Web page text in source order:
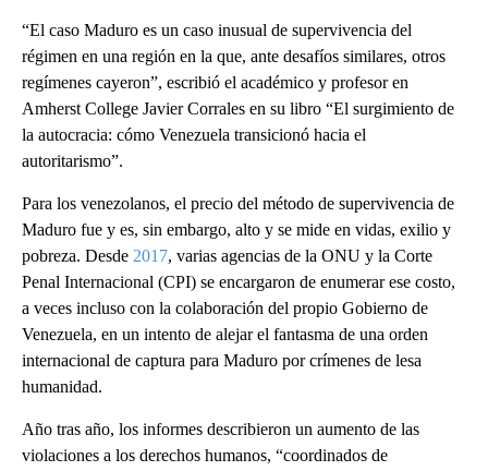
“El caso Maduro es un caso inusual de supervivencia del
régimen en una región en la que, ante desafíos similares, otros
regímenes cayeron”, escribió el académico y profesor en
Amherst College Javier Corrales en su libro “El surgimiento de
la autocracia: cómo Venezuela transicionó hacia el
autoritarismo”.
Para los venezolanos, el precio del método de supervivencia de
Maduro fue y es, sin embargo, alto y se mide en vidas, exilio y
pobreza. Desde 2017, varias agencias de la ONU y la Corte
Penal Internacional (CPI) se encargaron de enumerar ese costo,
a veces incluso con la colaboración del propio Gobierno de
Venezuela, en un intento de alejar el fantasma de una orden
internacional de captura para Maduro por crímenes de lesa
humanidad.
Año tras año, los informes describieron un aumento de las
violaciones a los derechos humanos, “coordinados de